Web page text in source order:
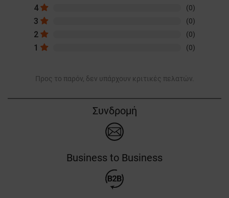
4 (0)
3 (0)
2 (0)
1 (0)
Προς το παρόν, δεν υπάρχουν κριτικές πελατών.
Συνδρομή
Business to Business